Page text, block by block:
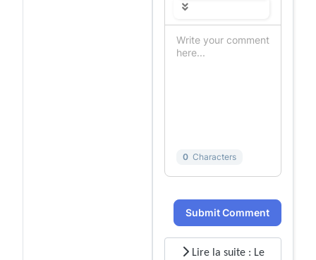
0 Characters
Submit Comment
Lire la suite : Le